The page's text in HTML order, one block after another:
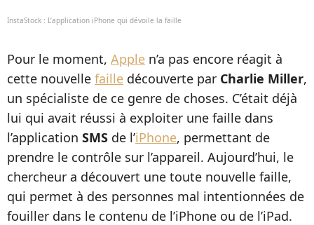
InstaStock : L’application iPhone qui dévoile la faille
Pour le moment, Apple n’a pas encore réagit à
cette nouvelle faille découverte par Charlie Miller,
un spécialiste de ce genre de choses. C’était déjà
lui qui avait réussi à exploiter une faille dans
l’application SMS de l’iPhone, permettant de
prendre le contrôle sur l’appareil. Aujourd’hui, le
chercheur a découvert une toute nouvelle faille,
qui permet à des personnes mal intentionnées de
fouiller dans le contenu de l’iPhone ou de l’iPad.